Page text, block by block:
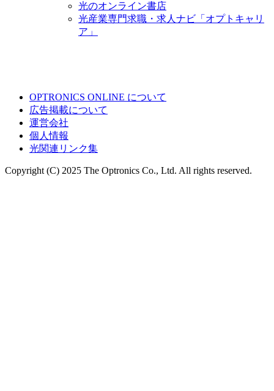
光のオンライン書店
光産業専門求職・求人ナビ「オプトキャリ
ア」
OPTRONICS ONLINE について
広告掲載について
運営会社
個人情報
光関連リンク集
Copyright (C) 2025 The Optronics Co., Ltd. All rights reserved.